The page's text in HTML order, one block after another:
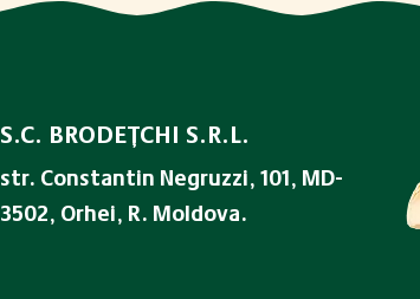
S.C. BRODEŢCHI S.R.L.
str. Constantin Negruzzi, 101, MD-
3502, Orhei, R. Moldova.